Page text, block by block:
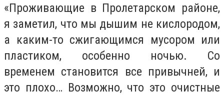
«Проживающие в Пролетарском районе,
я заметил, что мы дышим не кислородом,
а каким-то сжигающимся мусором или
пластиком, особенно ночью. Со
временем становится все привычней, и
это плохо… Возможно, что это очистные